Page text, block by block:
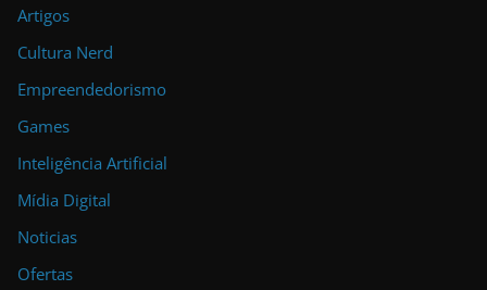
Artigos
Cultura Nerd
Empreendedorismo
Games
Inteligência Artificial
Mídia Digital
Noticias
Ofertas